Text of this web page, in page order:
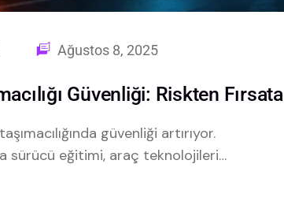
Ağustos 8, 2025
Güvenliği: Riskten Fırsata
güvenliği artırıyor.
sürücü eğitimi, araç teknolojileri